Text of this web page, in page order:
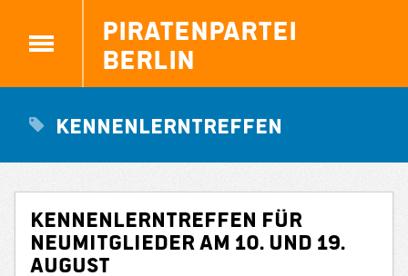
Piratenpartei
Berlin
Kennenlerntreffen
Kennenlerntreffen für
Neumitglieder am 10. und 19.
August